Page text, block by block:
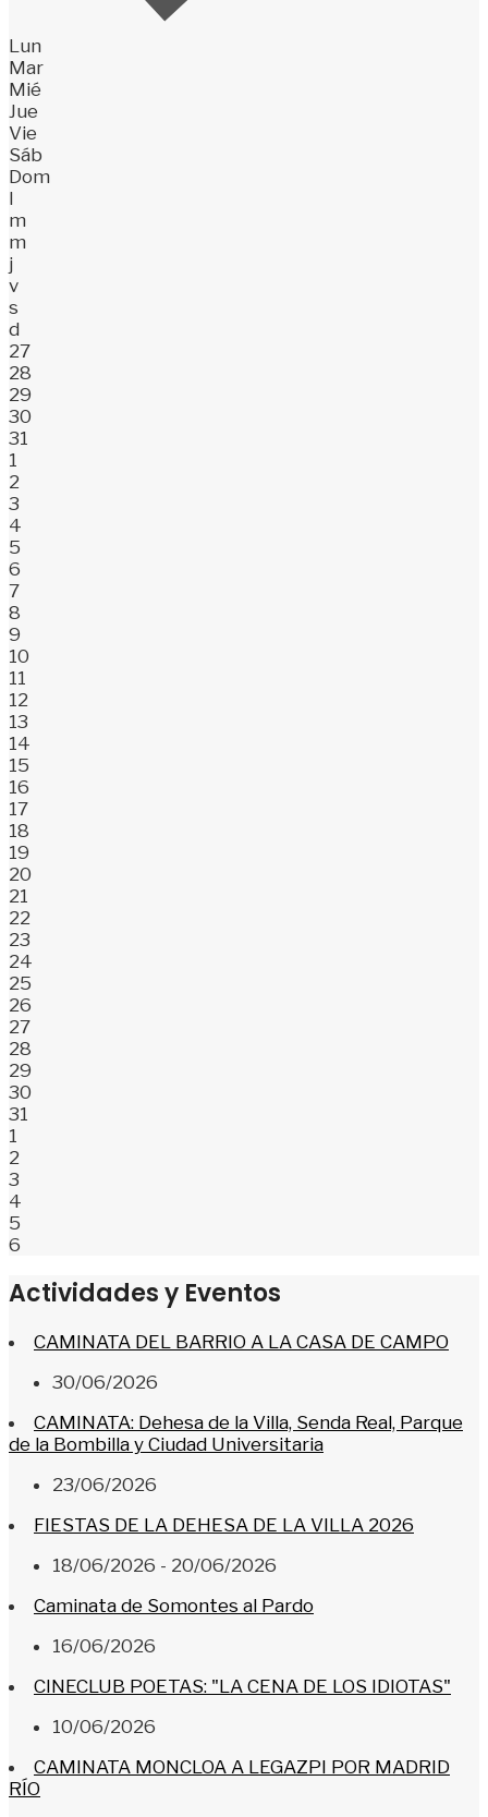
Lun
Mar
Mié
Jue
Vie
Sáb
Dom
l
m
m
j
v
s
d
27
28
29
30
31
1
2
3
4
5
6
7
8
9
10
11
12
13
14
15
16
17
18
19
20
21
22
23
24
25
26
27
28
29
30
31
1
2
3
4
5
6
Actividades y Eventos
CAMINATA DEL BARRIO A LA CASA DE CAMPO
30/06/2026
CAMINATA: Dehesa de la Villa, Senda Real, Parque
de la Bombilla y Ciudad Universitaria
23/06/2026
FIESTAS DE LA DEHESA DE LA VILLA 2026
18/06/2026 - 20/06/2026
Caminata de Somontes al Pardo
16/06/2026
CINECLUB POETAS: "LA CENA DE LOS IDIOTAS"
10/06/2026
CAMINATA MONCLOA A LEGAZPI POR MADRID
RÍO